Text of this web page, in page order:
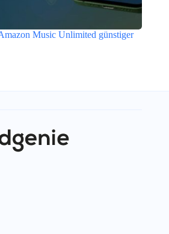
Music Unlimited günstiger